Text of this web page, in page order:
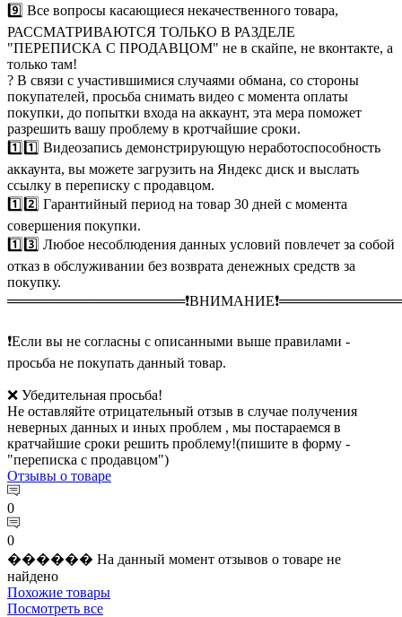
9️⃣ Все вопросы касающиеся некачественного товара,
РАССМАТРИВАЮТСЯ ТОЛЬКО В РАЗДЕЛЕ
"ПЕРЕПИСКА С ПРОДАВЦОМ" не в скайпе, не вконтакте, а
только там!
? В связи с участившимися случаями обмана, со стороны
покупателей, просьба снимать видео с момента оплаты
покупки, до попытки входа на аккаунт, эта мера поможет
разрешить вашу проблему в кротчайшие сроки.
1️⃣1️⃣ Видеозапись демонстрирующую неработоспособность
аккаунта, вы можете загрузить на Яндекс диск и выслать
ссылку в переписку с продавцом.
1️⃣2️⃣ Гарантийный период на товар 30 дней с момента
совершения покупки.
1️⃣3️⃣ Любое несоблюдения данных условий повлечет за собой
отказ в обслуживании без возврата денежных средств за
покупку.
❗️Если вы не согласны с описанными выше правилами -
просьба не покупать данный товар.
❌ Убедительная просьба!
Не оставляйте отрицательный отзыв в случае получения
неверных данных и иных проблем , мы постараемся в
кратчайшие сроки решить проблему!(пишите в форму -
"переписка с продавцом")
Отзывы о товаре
0
0
������ На данный момент отзывов о товаре не
найдено
Похожие товары
Посмотреть все